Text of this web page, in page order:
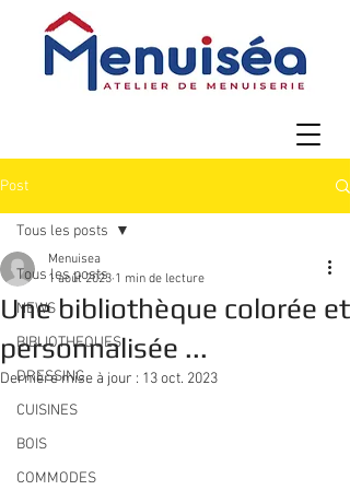
Post
Tous les posts
NEWS
BIBLIOTHEQUES
DRESSING
CUISINES
BOIS
COMMODES
Tous les posts
Une bibliothèque colorée et
personnalisée ...
Menuisea
1 août 2023 1 min de lecture
Dernière mise à jour : 13 oct. 2023